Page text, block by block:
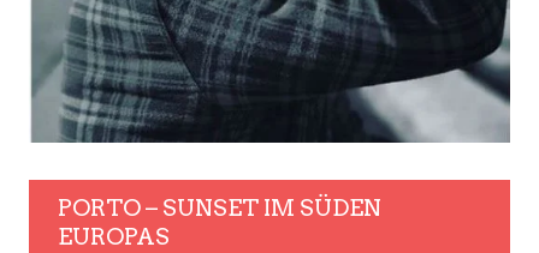
PORTO – SUNSET IM SÜDEN
EUROPAS